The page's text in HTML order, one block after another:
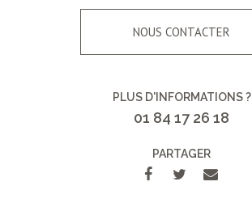
NOUS CONTACTER
PLUS D'INFORMATIONS ?
01 84 17 26 18
PARTAGER